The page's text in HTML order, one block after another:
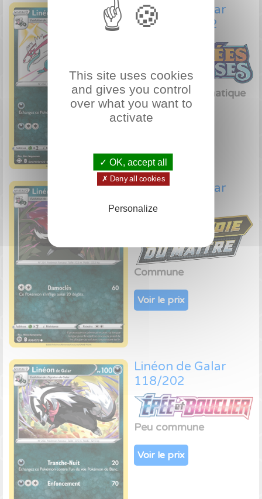
Linéon de Galar
SV079/SV122
Pokémon Chromatique
Voir le prix
Linéon de Galar
036/073
Commune
Voir le prix
Linéon de Galar
118/202
Peu commune
Voir le prix
This site uses cookies
and gives you control
over what you want to
activate
✓ OK, accept all
✗ Deny all cookies
Personalize